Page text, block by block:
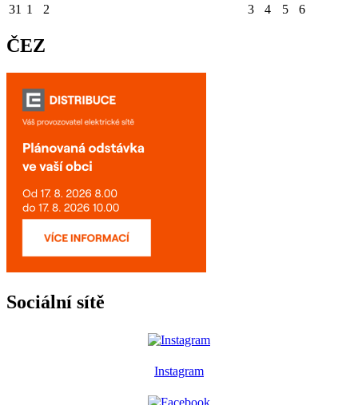
31 1 2 3 4 5 6
ČEZ
Sociální sítě
Instagram